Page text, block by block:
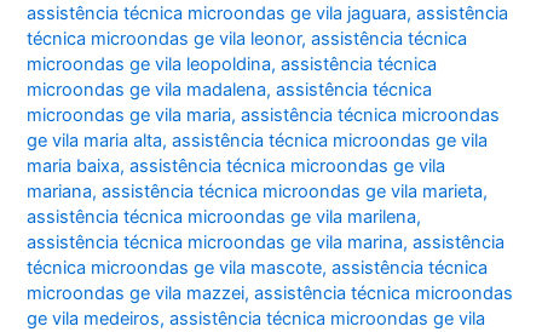
assistência técnica microondas ge vila jaguara,assistência
técnica microondas ge vila leonor,assistência técnica
microondas ge vila leopoldina,assistência técnica
microondas ge vila madalena,assistência técnica
microondas ge vila maria,assistência técnica microondas
ge vila maria alta,assistência técnica microondas ge vila
maria baixa,assistência técnica microondas ge vila
mariana,assistência técnica microondas ge vila marieta,
assistência técnica microondas ge vila marilena,
assistência técnica microondas ge vila marina,assistência
técnica microondas ge vila mascote,assistência técnica
microondas ge vila mazzei,assistência técnica microondas
ge vila medeiros,assistência técnica microondas ge vila